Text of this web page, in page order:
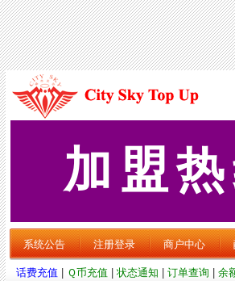
加盟
系统公告 注册登录 商户中心
话费充值 Ｑ币充值 状态通知 订单查询 余